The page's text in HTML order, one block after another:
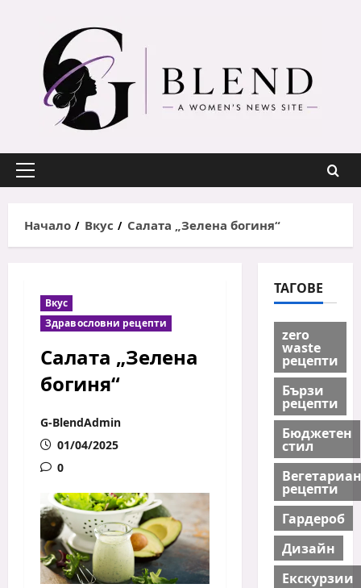
content
Primary
Начало
Вкус Салата „Зелена богиня“
Вкус
Здравословни рецепти
Салата „Зелена
богиня“
G-BlendAdmin
01/04/2025
0
ТАГОВЕ
zero
waste
рецепти
Бързи
рецепти
Бюджетен
стил
рецепти
Гардероб
Дизайн
Екскурзии